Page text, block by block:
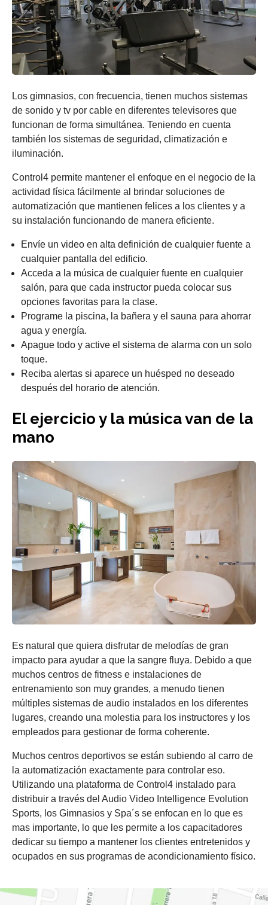
Los gimnasios, con frecuencia, tienen muchos sistemas
de sonido y tv por cable en diferentes televisores que
funcionan de forma simultánea. Teniendo en cuenta
también los sistemas de seguridad, climatización e
iluminación.
Control4 permite mantener el enfoque en el negocio de la
actividad física fácilmente al brindar soluciones de
automatización que mantienen felices a los clientes y a
su instalación funcionando de manera eficiente.
Envíe un video en alta definición de cualquier fuente a
cualquier pantalla del edificio.
Acceda a la música de cualquier fuente en cualquier
salón, para que cada instructor pueda colocar sus
opciones favoritas para la clase.
Programe la piscina, la bañera y el sauna para ahorrar
agua y energía.
Apague todo y active el sistema de alarma con un solo
toque.
Reciba alertas si aparece un huésped no deseado
después del horario de atención.
El ejercicio y la música van de la
mano
Es natural que quiera disfrutar de melodías de gran
impacto para ayudar a que la sangre fluya. Debido a que
muchos centros de fitness e instalaciones de
entrenamiento son muy grandes, a menudo tienen
múltiples sistemas de audio instalados en los diferentes
lugares, creando una molestia para los instructores y los
empleados para gestionar de forma coherente.
Muchos centros deportivos se están subiendo al carro de
la automatización exactamente para controlar eso.
Utilizando una plataforma de Control4 instalado para
distribuir a través del Audio Video Intelligence Evolution
Sports, los Gimnasios y Spa´s se enfocan en lo que es
mas importante, lo que les permite a los capacitadores
dedicar su tiempo a mantener los clientes entretenidos y
ocupados en sus programas de acondicionamiento físico.